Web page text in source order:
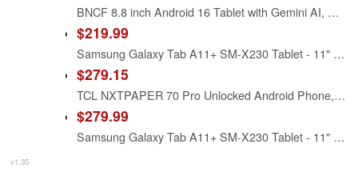
BNCF 8.8 inch Android 16 Tablet with Gemini AI, MediaTek Dimensity 8300 Octa-core 24GB RAM 256GB ROM, 2.5K 2560x1600 Display 120Hz BPad GT, 13MP Camera 4G LTE+Wi-Fi 6E 6300mAh with Protective Case
$219.99
Samsung Galaxy Tab A11+ SM-X230 Tablet - 11" WUXGA - MediaTek Dimensity 7300 (4 nm) Octa-core - 6 GB - 128 GB Storage - Gray
$279.15
TCL NXTPAPER 70 Pro Unlocked Android Phone, 6.9" 120Hz Display, 8+128GB
$279.99
Samsung Galaxy Tab A11+ SM-X230 Tablet - 11" WUXGA - MediaTek Dimensity 7300 (4 nm) Octa-core - 8 GB - 256 GB Storage - Gray (Renewed)
v1.35